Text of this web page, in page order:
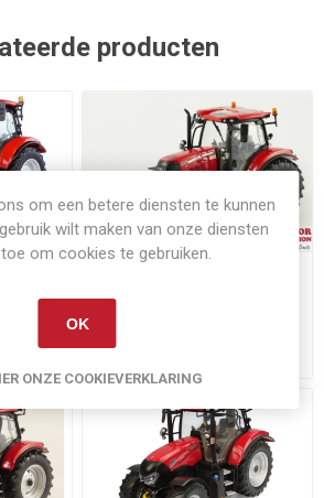
producten
CVX -
Case IH Puma CVX 175
€64,95
om een betere diensten te kunnen
wilt maken van onze diensten
om cookies te gebruiken.
OK
ONZE COOKIEVERKLARING